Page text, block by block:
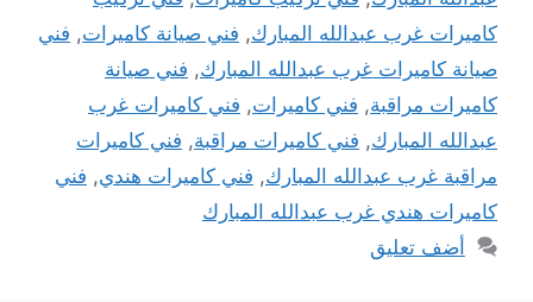
كاميرات غرب عبدالله المبارك, فني صيانة كاميرات, فني
صيانة كاميرات غرب عبدالله المبارك, فني صيانة
كاميرات مراقبة, فني كاميرات, فني كاميرات غرب
عبدالله المبارك, فني كاميرات مراقبة, فني كاميرات
مراقبة غرب عبدالله المبارك, فني كاميرات هندي, فني
كاميرات هندي غرب عبدالله المبارك
أضف تعليق